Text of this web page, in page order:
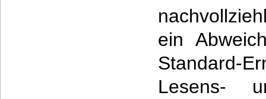
ein
Standard-
Lesens-